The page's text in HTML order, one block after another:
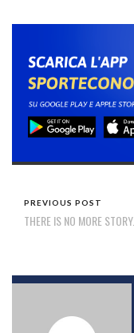
PREVIOUS POST
THERE IS NO MORE STORY.